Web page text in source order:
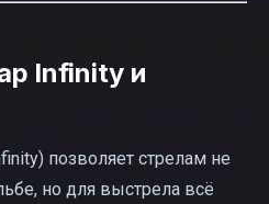
Infinity и
позволяет стрелам не
но для выстрела всё